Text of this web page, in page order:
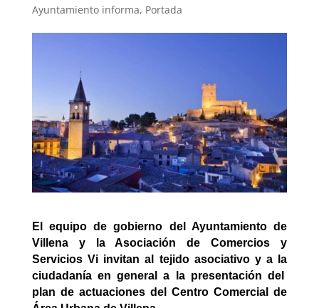
Ayuntamiento informa, Portada
El equipo de gobierno del Ayuntamiento de
Villena y la Asociación de Comercios y
Servicios Viinvitan al tejido asociativo ya la
ciudadanía en general a la presentación del
plan de actuaciones del Centro Comercial de